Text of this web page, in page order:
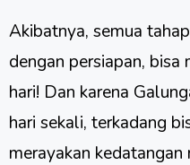
Akibatnya, semua
dengan persiapan,
hari! Dan karena
hari sekali, terkadang
merayakan